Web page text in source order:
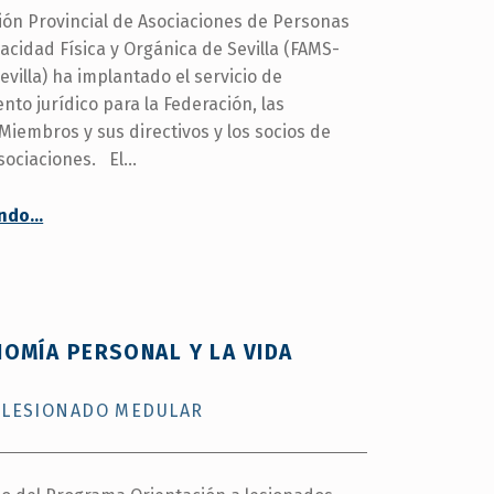
Provincial de Asociaciones de Personas
Física y Orgánica de Sevilla (FAMS-
ha implantado el servicio de
jurídico para la Federación, las
y sus directivos y los socios de
El…
…
PERSONAL Y LA VIDA
MEDULAR